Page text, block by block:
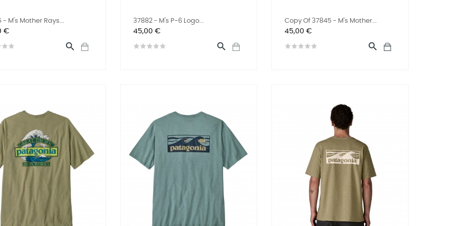
- M's Mother Rays...
€

37882 - M's P-6 Logo...
Preis
45,00 €

Copy Of 37845 - M's Mother...
Preis
45,00 €
